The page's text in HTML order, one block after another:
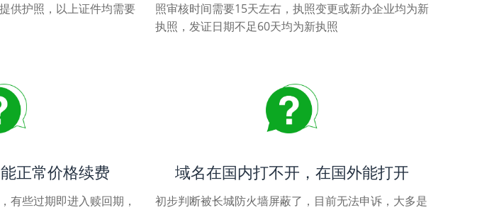
供护照，以上证件均需要
照审核时间需要15天左右，执照变更或新办企业均为新
执照，发证日期不足60天均为新执照
正常价格续费
有些过期即进入赎回期，
域名在国内打不开，在国外能打开
初步判断被长城防火墙屏蔽了，目前无法申诉，大多是